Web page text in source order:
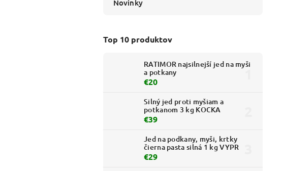
Novinky
Top 10 produktov
RATIMOR najsilnejší jed na myši
a potkany
€20
Silný jed proti myšiam a
potkanom 3 kg KOCKA
€39
Jed na podkany, myši, krtky
čierna pasta silná 1 kg VYPR
€29